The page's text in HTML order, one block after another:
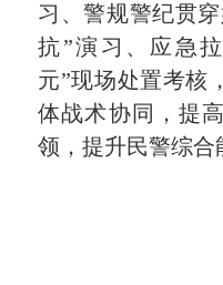
习、警规警纪贯
抗”演习、应急
元”现场处置考核
体战术协同，提
领，提升民警综合